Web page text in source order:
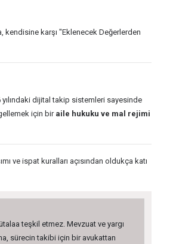
kendisine karşı "Eklenecek Değerlerden
dijital takip sistemleri sayesinde
için bir aile hukuku ve mal rejimi
ve ispat kuralları açısından oldukça katı
teşkil etmez. Mevzuat ve yargı
sürecin takibi için bir avukattan